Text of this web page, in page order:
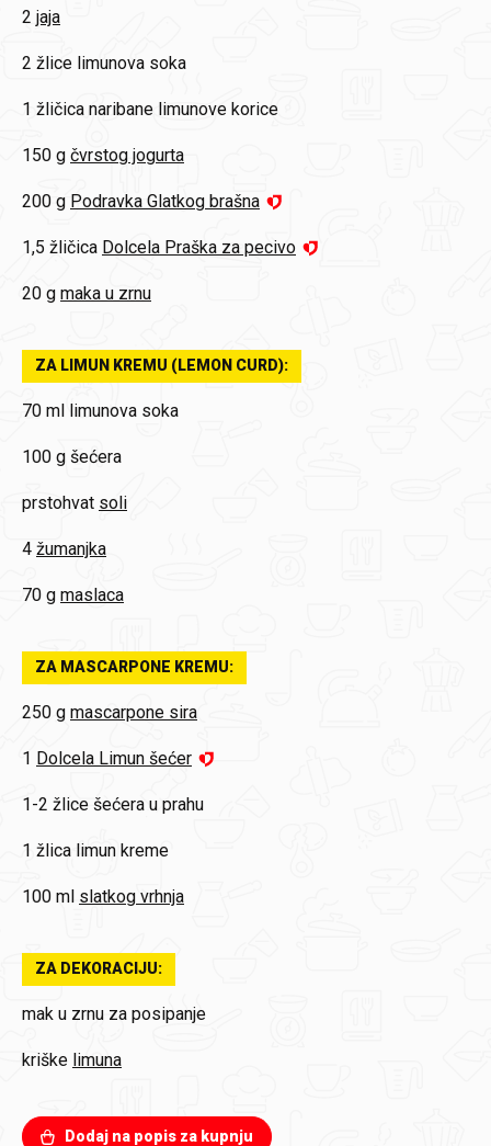
2 jaja
2 žlice limunova soka
1 žličica naribane limunove korice
150 g čvrstog jogurta
200 g Podravka Glatkog brašna
1,5 žličica Dolcela Praška za pecivo
20 g maka u zrnu
ZA LIMUN KREMU (LEMON CURD):
70 ml limunova soka
100 g šećera
prstohvat soli
4 žumanjka
70 g maslaca
ZA MASCARPONE KREMU:
250 g mascarpone sira
1 Dolcela Limun šećer
1-2 žlice šećera u prahu
1 žlica limun kreme
100 ml slatkog vrhnja
ZA DEKORACIJU:
mak u zrnu za posipanje
kriške limuna
Dodaj na popis za kupnju